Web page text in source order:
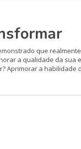
que
a qualidade da sua
Aprimorar a habilidade